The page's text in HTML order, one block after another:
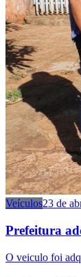
Veículos23 de
Prefeitura
O veiculo foi